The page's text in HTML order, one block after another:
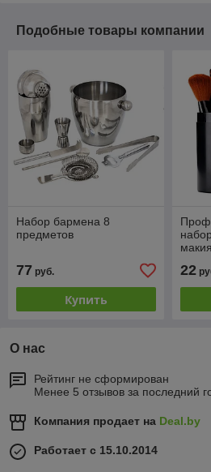
Подобные товары компании
Набор бармена 8
предметов
77 руб.
Купить
22
О нас
Рейтинг не сформирован
Менее 5 отзывов за последний
Компания продает на Deal.by
Работает с 15.10.2014